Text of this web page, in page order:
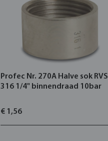
Profec Nr. 270A Halve sok RVS
316 1/4" binnendraad 10bar
€ 1,56